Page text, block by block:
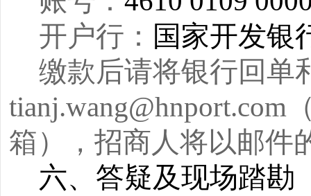
开户行： 国家开发银
缴款后请将银行回单
箱），招商人将以邮件
六、答疑及现场踏勘